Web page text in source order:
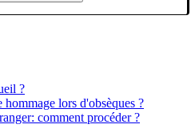
?
lors d'obsèques ?
comment procéder ?